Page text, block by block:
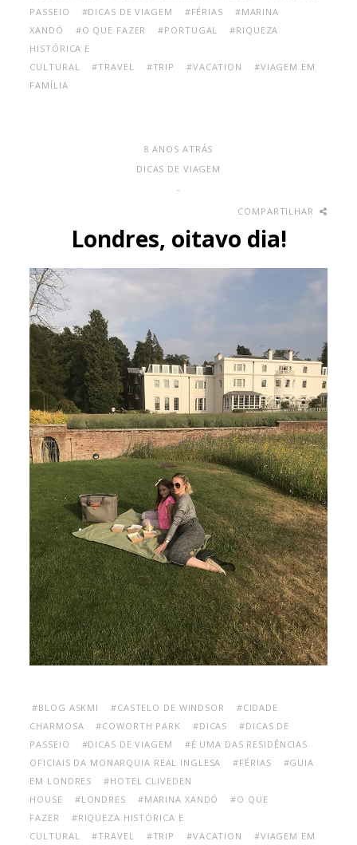
PASSEIO
#DICAS DE VIAGEM #FÉRIAS
#MARINA
XANDÓ
#O QUE FAZER #PORTUGAL
#RIQUEZA
HISTÓRICA E
CULTURAL
#TRAVEL #TRIP #VACATION
#VIAGEM EM
FAMÍLIA
8 ANOS ATRÁS
DICAS DE VIAGEM
-
COMPARTILHAR
Londres, oitavo dia!
#BLOG ASKMI #CASTELO DE WINDSOR
#CIDADE
CHARMOSA
#COWORTH PARK #DICAS
#DICAS DE
PASSEIO
#DICAS DE VIAGEM
#É UMA DAS RESIDÊNCIAS
OFICIAIS DA MONARQUIA REAL INGLESA
#FÉRIAS
#GUIA
EM LONDRES
#HOTEL CLIVEDEN
HOUSE
#LONDRES #MARINA XANDÓ
#O QUE
FAZER
#RIQUEZA HISTÓRICA E
CULTURAL
#TRAVEL #TRIP #VACATION #VIAGEM EM